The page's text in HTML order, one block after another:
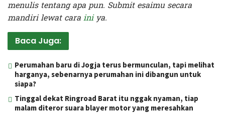
menulis tentang apa pun. Submit esaimu secara
mandiri lewat carainiya.
Baca Juga:
Perumahan baru di Jogja terus bermunculan, tapi melihat
harganya, sebenarnya perumahan ini dibangun untuk
siapa?
Tinggal dekat Ringroad Barat itu nggak nyaman, tiap
malam diteror suara blayer motor yang meresahkan